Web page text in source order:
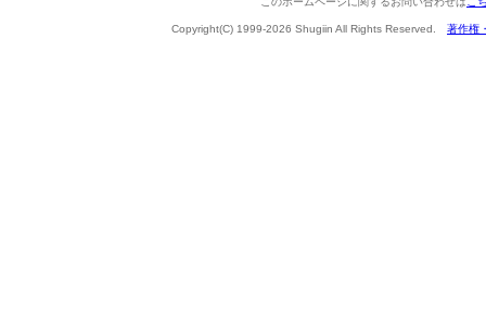
Copyright(C) 1999-2026 Shugiin All Rights Reserved. 著作権